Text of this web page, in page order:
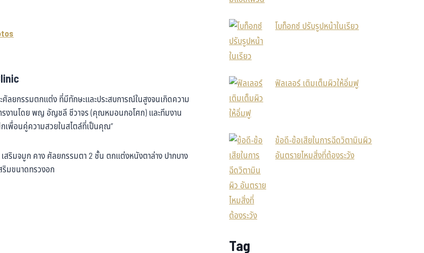
ลยกรรมตกแต่ง ที่มีทักษะและประสบการณ์ในสูงจนเกิดความ
ารงานโดย พญ อัญชลี ชีวาจร (คุณหมอนกอโศก) และทีมงาน
เพื่อนคู่ความสวยในสไตล์ที่เป็นคุณ”
ริมจมูก คาง ศัลยกรรมตา 2 ชั้น ตกแต่งหนังตาล่าง ปากบาง
มขนาดทรวงอก
โบท็อกซ์ ปรับรูปหน้าในเรียว
ฟิลเลอร์ เติมเต็มผิวให้อิ่มฟู
ข้อดี-ข้อเสียในการฉีดวิตามินผิว
อันตรายไหมสิ่งที่ต้องระวัง
Tag